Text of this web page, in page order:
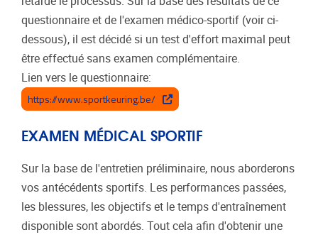
questionnaire et de l'examen médico-sportif (voir ci-
dessous), il est décidé si un test d'effort maximal peut
être effectué sans examen complémentaire.
Lien vers le questionnaire:
https://www.sportkeuring.be/
EXAMEN MÉDICAL SPORTIF
Sur la base de l'entretien préliminaire, nous aborderons
vos antécédents sportifs. Les performances passées,
les blessures, les objectifs et le temps d'entraînement
disponible sont abordés. Tout cela afin d'obtenir une